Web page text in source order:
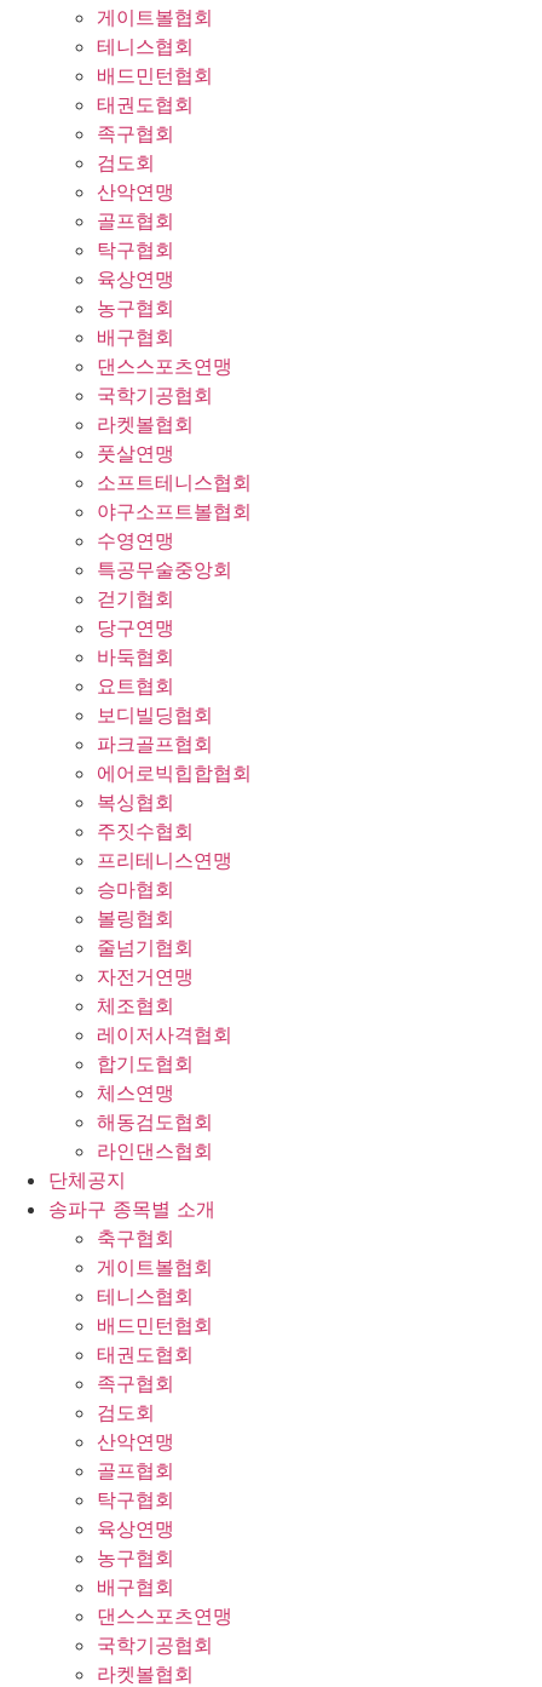
게이트볼협회
테니스협회
배드민턴협회
태권도협회
족구협회
검도회
산악연맹
골프협회
탁구협회
육상연맹
농구협회
배구협회
댄스스포츠연맹
국학기공협회
라켓볼협회
풋살연맹
소프트테니스협회
야구소프트볼협회
수영연맹
특공무술중앙회
걷기협회
당구연맹
바둑협회
요트협회
보디빌딩협회
파크골프협회
에어로빅힙합협회
복싱협회
주짓수협회
프리테니스연맹
승마협회
볼링협회
줄넘기협회
자전거연맹
체조협회
레이저사격협회
합기도협회
체스연맹
해동검도협회
라인댄스협회
단체공지
송파구 종목별 소개
축구협회
게이트볼협회
테니스협회
배드민턴협회
태권도협회
족구협회
검도회
산악연맹
골프협회
탁구협회
육상연맹
농구협회
배구협회
댄스스포츠연맹
국학기공협회
라켓볼협회